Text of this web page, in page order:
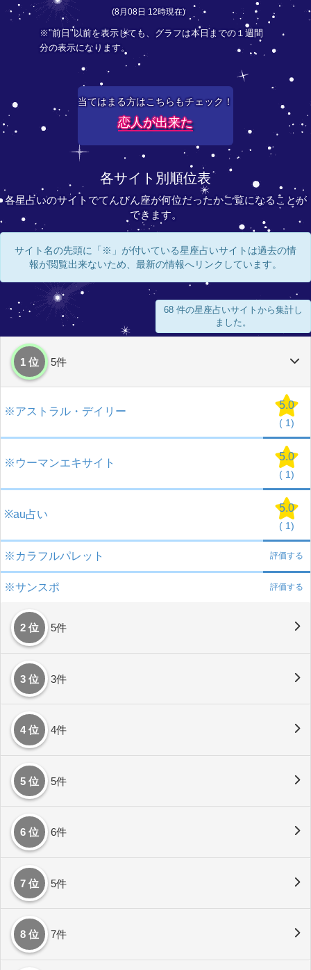
(8月08日 12時現在)
※"前日"以前を表示しても、グラフは本日までの１週間
分の表示になります。
当てはまる方はこちらもチェック！
恋人が出来た
各サイト別順位表
各星占いのサイトでてんびん座が何位だったかご覧になることが
できます。
サイト名の先頭に「※」が付いている星座占いサイトは過去の情
報が閲覧出来ないため、最新の情報へリンクしています。
68 件の星座占いサイトから集計し
ました。
1 位 5件
※アストラル・デイリー
5.0
( 1)
※ウーマンエキサイト
5.0
( 1)
※au占い
5.0
( 1)
※カラフルパレット 評価する
※サンスポ 評価する
2 位 5件
3 位 3件
4 位 4件
5 位 5件
6 位 6件
7 位 5件
8 位 7件